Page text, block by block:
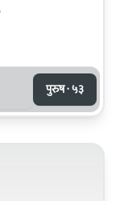
पुरुष · ५३